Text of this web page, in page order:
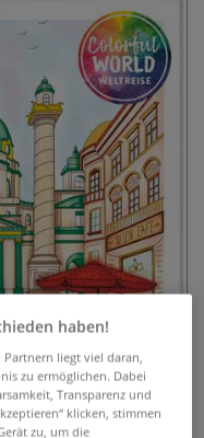
haben!
Partnern liegt viel daran,
zu ermöglichen. Dabei
Transparenz und
klicken, stimmen
zu, um die